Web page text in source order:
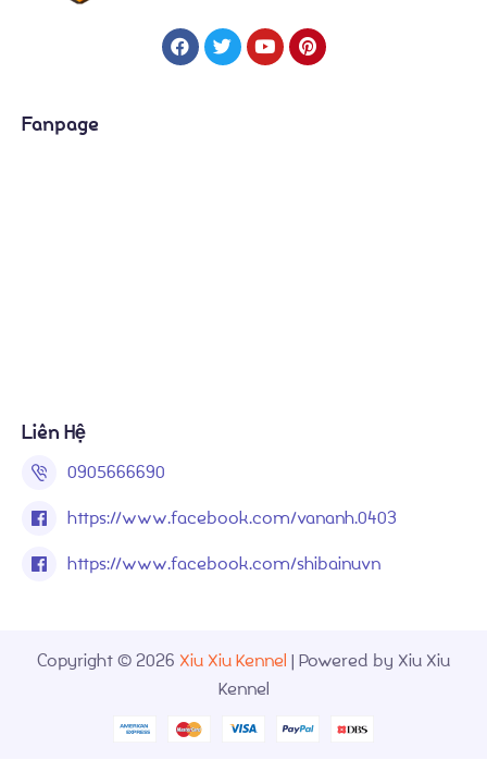
Fanpage
Liên Hệ
0905666690
https://www.facebook.com/vananh.0403
https://www.facebook.com/shibainuvn
Copyright © 2026 Xiu Xiu Kennel | Powered by Xiu Xiu
Kennel